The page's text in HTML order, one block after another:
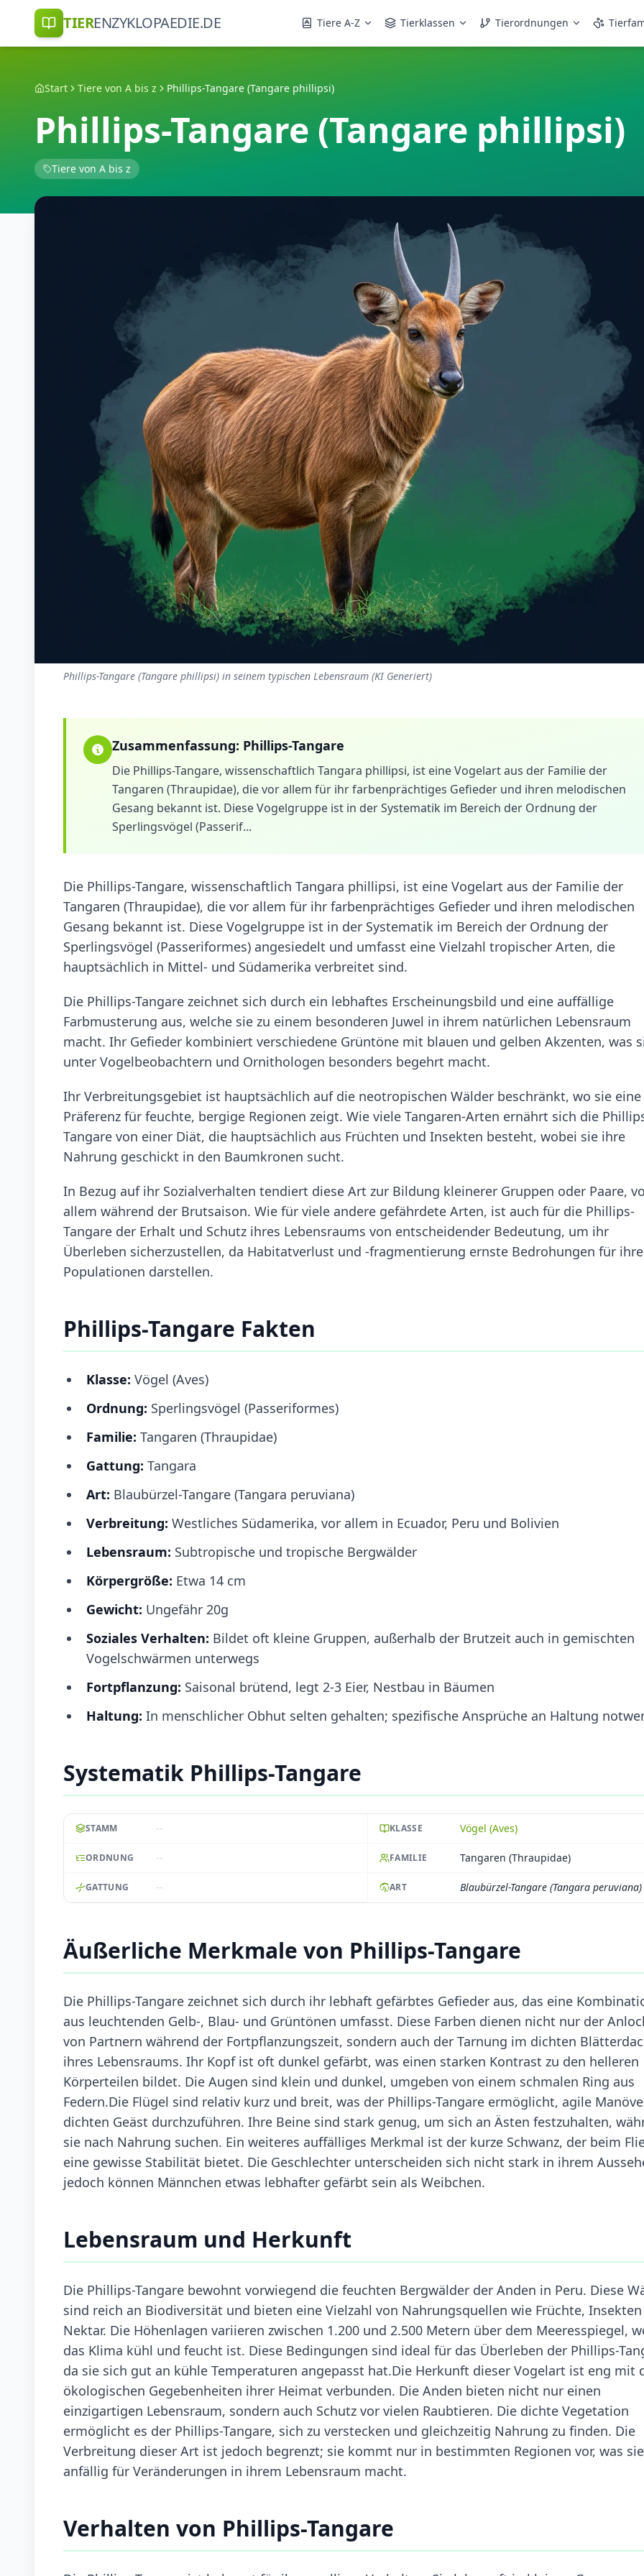
TIERENZYKLOPAEDIE.DE Tiere A-Z Tierklassen Tierordnungen
Start Tiere von A bis z Phillips-Tangare (Tangare phillipsi)
Phillips-Tangare (Tangare phillipsi)
Tiere von A bis z
Phillips-Tangare (Tangare phillipsi) in seinem typischen Lebensraum (KI Generiert)
Zusammenfassung: Phillips-Tangare
Die Phillips-Tangare, wissenschaftlich Tangara phillipsi, ist eine Vogelart aus der Familie der
Tangaren (Thraupidae), die vor allem für ihr farbenprächtiges Gefieder und ihren melodischen
Gesang bekannt ist. Diese Vogelgruppe ist in der Systematik im Bereich der Ordnung der
Sperlingsvögel (Passerif...
Die Phillips-Tangare, wissenschaftlich Tangara phillipsi, ist eine Vogelart aus der Familie der
Tangaren (Thraupidae), die vor allem für ihr farbenprächtiges Gefieder und ihren melodischen
Gesang bekannt ist. Diese Vogelgruppe ist in der Systematik im Bereich der Ordnung der
Sperlingsvögel (Passeriformes) angesiedelt und umfasst eine Vielzahl tropischer Arten, die
hauptsächlich in Mittel- und Südamerika verbreitet sind.
Die Phillips-Tangare zeichnet sich durch ein lebhaftes Erscheinungsbild und eine auffällige
Farbmusterung aus, welche sie zu einem besonderen Juwel in ihrem natürlichen Lebensraum
macht. Ihr Gefieder kombiniert verschiedene Grüntöne mit blauen und gelben Akzenten, was
unter Vogelbeobachtern und Ornithologen besonders begehrt macht.
Ihr Verbreitungsgebiet ist hauptsächlich auf die neotropischen Wälder beschränkt, wo sie eine
Präferenz für feuchte, bergige Regionen zeigt. Wie viele Tangaren-Arten ernährt sich die
Tangare von einer Diät, die hauptsächlich aus Früchten und Insekten besteht, wobei sie ihre
Nahrung geschickt in den Baumkronen sucht.
In Bezug auf ihr Sozialverhalten tendiert diese Art zur Bildung kleinerer Gruppen oder Paare,
allem während der Brutsaison. Wie für viele andere gefährdete Arten, ist auch für die Phillips-
Tangare der Erhalt und Schutz ihres Lebensraums von entscheidender Bedeutung, um ihr
Überleben sicherzustellen, da Habitatverlust und -fragmentierung ernste Bedrohungen für ihre
Populationen darstellen.
Phillips-Tangare Fakten
Klasse: Vögel (Aves)
Ordnung: Sperlingsvögel (Passeriformes)
Familie: Tangaren (Thraupidae)
Gattung: Tangara
Art: Blaubürzel-Tangare (Tangara peruviana)
Verbreitung: Westliches Südamerika, vor allem in Ecuador, Peru und Bolivien
Lebensraum: Subtropische und tropische Bergwälder
Körpergröße: Etwa 14 cm
Gewicht: Ungefähr 20g
Soziales Verhalten: Bildet oft kleine Gruppen, außerhalb der Brutzeit auch in gemischten
Vogelschwärmen unterwegs
Fortpflanzung: Saisonal brütend, legt 2-3 Eier, Nestbau in Bäumen
Haltung: In menschlicher Obhut selten gehalten; spezifische Ansprüche an Haltung
Systematik Phillips-Tangare
STAMM -- KLASSE Vögel (Aves)
ORDNUNG -- FAMILIE Tangaren (Thraupidae)
GATTUNG -- ART Blaubürzel-Tangare (Tangara peruviana)
Äußerliche Merkmale von Phillips-Tangare
Die Phillips-Tangare zeichnet sich durch ihr lebhaft gefärbtes Gefieder aus, das eine
aus leuchtenden Gelb-, Blau- und Grüntönen umfasst. Diese Farben dienen nicht nur der
von Partnern während der Fortpflanzungszeit, sondern auch der Tarnung im dichten
ihres Lebensraums. Ihr Kopf ist oft dunkel gefärbt, was einen starken Kontrast zu den helleren
Körperteilen bildet. Die Augen sind klein und dunkel, umgeben von einem schmalen Ring aus
Federn.Die Flügel sind relativ kurz und breit, was der Phillips-Tangare ermöglicht, agile
dichten Geäst durchzuführen. Ihre Beine sind stark genug, um sich an Ästen festzuhalten,
sie nach Nahrung suchen. Ein weiteres auffälliges Merkmal ist der kurze Schwanz, der beim
eine gewisse Stabilität bietet. Die Geschlechter unterscheiden sich nicht stark in ihrem
jedoch können Männchen etwas lebhafter gefärbt sein als Weibchen.
Lebensraum und Herkunft
Die Phillips-Tangare bewohnt vorwiegend die feuchten Bergwälder der Anden in Peru. Diese
sind reich an Biodiversität und bieten eine Vielzahl von Nahrungsquellen wie Früchte,
Nektar. Die Höhenlagen variieren zwischen 1.200 und 2.500 Metern über dem Meeresspiegel,
das Klima kühl und feucht ist. Diese Bedingungen sind ideal für das Überleben der Phillips-
da sie sich gut an kühle Temperaturen angepasst hat.Die Herkunft dieser Vogelart ist eng mit
ökologischen Gegebenheiten ihrer Heimat verbunden. Die Anden bieten nicht nur einen
einzigartigen Lebensraum, sondern auch Schutz vor vielen Raubtieren. Die dichte Vegetation
ermöglicht es der Phillips-Tangare, sich zu verstecken und gleichzeitig Nahrung zu finden. Die
Verbreitung dieser Art ist jedoch begrenzt; sie kommt nur in bestimmten Regionen vor, was sie
anfällig für Veränderungen in ihrem Lebensraum macht.
Verhalten von Phillips-Tangare